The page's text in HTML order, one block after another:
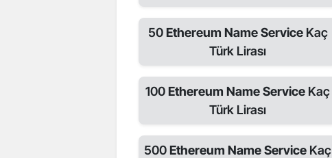
50Ethereum Name Service Kaç
Türk Lirası
100Ethereum Name Service Kaç
Türk Lirası
500Ethereum Name Service Kaç